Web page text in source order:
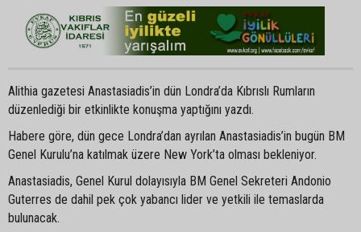
Alithia gazetesi Anastasiadis’in dün Londra’da Kıbrıslı Rumların
düzenlediği bir etkinlikte konuşma yaptığını yazdı.
Habere göre, dün gece Londra’dan ayrılan Anastasiadis’in bugün BM
Genel Kurulu’na katılmak üzere New York’ta olması bekleniyor.
Anastasiadis, Genel Kurul dolayısıyla BM Genel Sekreteri Andonio
Guterres de dahil pek çok yabancı lider ve yetkili ile temaslarda
bulunacak.